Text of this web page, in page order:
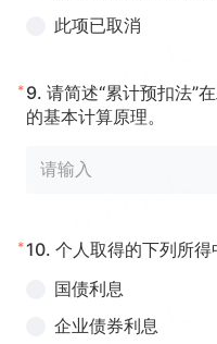
此项已取消
* 9. 请简述“累计预扣法”
的基本计算原理。
* 10. 个人取得的下列所得
国债利息
企业债券利息